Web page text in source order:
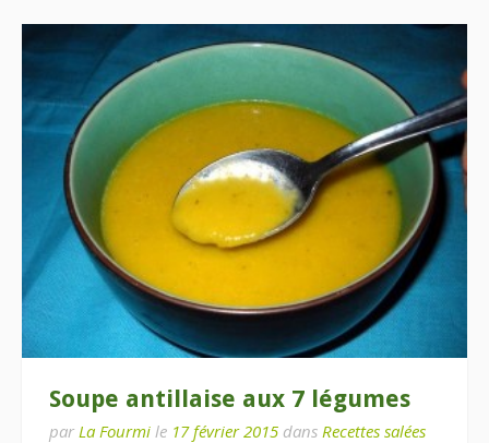
Soupe antillaise aux 7 légumes
par La Fourmi le 17 février 2015 dans Recettes salées